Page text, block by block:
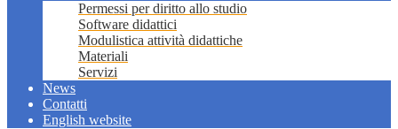
Permessi per diritto allo studio
Software didattici
Modulistica attività didattiche
Materiali
Servizi
News
Contatti
English website